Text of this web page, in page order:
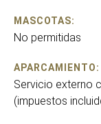
MASCOTAS:
No permitidas
APARCAMIENTO:
Servicio externo
(impuestos